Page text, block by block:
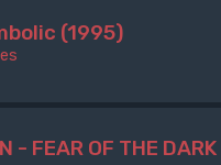
(1995)
- FEAR OF THE